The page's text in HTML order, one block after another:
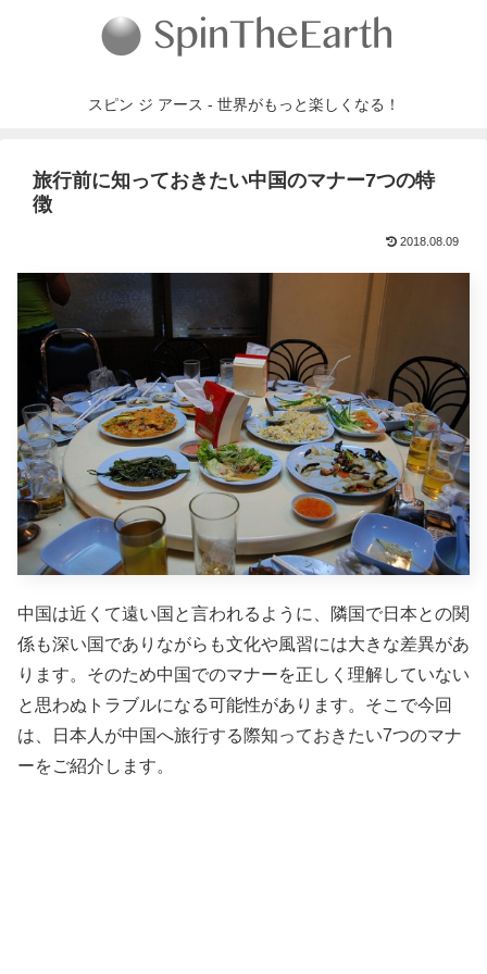
スピン ジ アース - 世界がもっと楽しくなる！
旅行前に知っておきたい中国のマナー7つの特
徴
2018.08.09
中国は近くて遠い国と言われるように、隣国で日本との関
係も深い国でありながらも文化や風習には大きな差異があ
ります。そのため中国でのマナーを正しく理解していない
と思わぬトラブルになる可能性があります。そこで今回
は、日本人が中国へ旅行する際知っておきたい7つのマナ
ーをご紹介します。